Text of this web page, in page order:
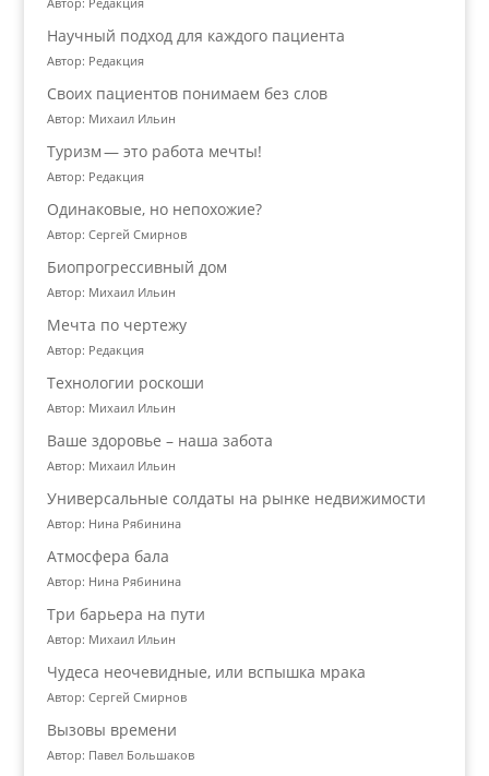
Научный подход для каждого пациента
Автор: Редакция
Своих пациентов понимаем без слов
Автор: Михаил Ильин
Туризм — это работа мечты!
Автор: Редакция
Одинаковые, но непохожие?
Автор: Сергей Смирнов
Биопрогрессивный дом
Автор: Михаил Ильин
Мечта по чертежу
Автор: Редакция
Технологии роскоши
Автор: Михаил Ильин
Ваше здоровье – наша забота
Автор: Михаил Ильин
Универсальные солдаты на рынке недвижимости
Автор: Нина Рябинина
Атмосфера бала
Автор: Нина Рябинина
Три барьера на пути
Автор: Михаил Ильин
Чудеса неочевидные, или вспышка мрака
Автор: Сергей Смирнов
Вызовы времени
Автор: Павел Большаков